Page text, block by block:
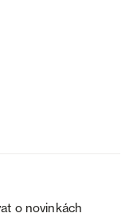
o novinkách